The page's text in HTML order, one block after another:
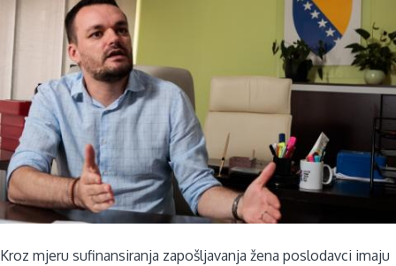
Kroz mjeru sufinansiranja zapošljavanja žena poslodavci imaju